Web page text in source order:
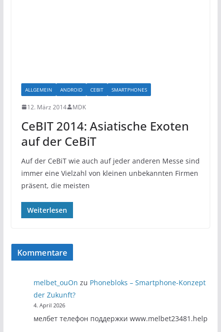
ALLGEMEIN ANDROID CEBIT SMARTPHONES
12. März 2014 MDK
CeBIT 2014: Asiatische Exoten
auf der CeBiT
Auf der CeBiT wie auch auf jeder anderen Messe sind
immer eine Vielzahl von kleinen unbekannten Firmen
präsent, die meisten
Weiterlesen
Kommentare
melbet_ouOn zu Phonebloks – Smartphone-Konzept
der Zukunft?
4. April 2026
мелбет телефон поддержки www.melbet23481.help